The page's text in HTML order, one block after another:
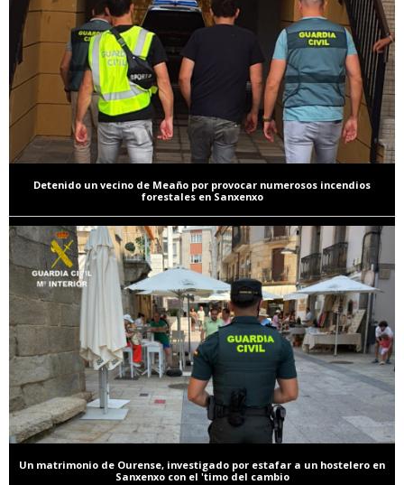
Detenido un vecino de Meaño por provocar numerosos incendios
forestales en Sanxenxo
Un matrimonio de Ourense, investigado por estafar a un hostelero en
Sanxenxo con el 'timo del cambio